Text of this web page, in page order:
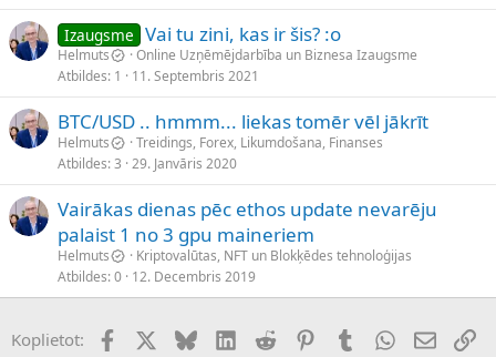
Izaugsme Vai tu zini, kas ir šis? :o
Helmuts
Online Uzņēmējdarbība un Biznesa Izaugsme
Atbildes 1 11. Septembris 2021
BTC/USD .. hmmm... liekas tomēr vēl jākrīt
Helmuts
Treidings, Forex, Likumdošana, Finanses
Atbildes 3 29. Janvāris 2020
Vairākas dienas pēc ethos update nevarēju
palaist 1 no 3 gpu maineriem
Helmuts
Kriptovalūtas, NFT un Blokķēdes tehnoloģijas
Atbildes 0 12. Decembris 2019
Koplietot: FacebookX (Twitter)
BlueskyLinkedInReddit PinterestTumblrWhatsApp
E-pasts